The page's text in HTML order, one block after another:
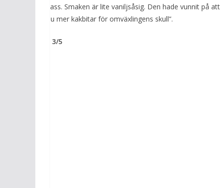
mjukglass. Smaken är lite vaniljsåsig. Den hade vunnit på att
ha ännu mer kakbitar för omväxlingens skull”.
Betyg: 3/5